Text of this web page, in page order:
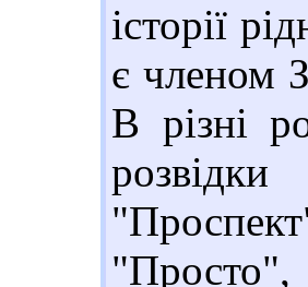
історії
є членом
В різні